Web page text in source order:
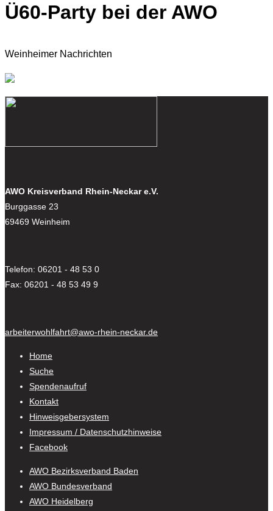
Ü60-Party bei der AWO
Weinheimer Nachrichten
AWO Kreisverband Rhein-Neckar e.V.
Burggasse 23
69469 Weinheim
Telefon: 06201 - 48 53 0
Fax: 06201 - 48 53 49 9
arbeiterwohlfahrt@awo-rhein-neckar.de
Home
Suche
Spendenaufruf
Kontakt
Hinweisgebersystem
Impressum / Datenschutzhinweise
Facebook
AWO Bezirksverband Baden
AWO Bundesverband
AWO Heidelberg